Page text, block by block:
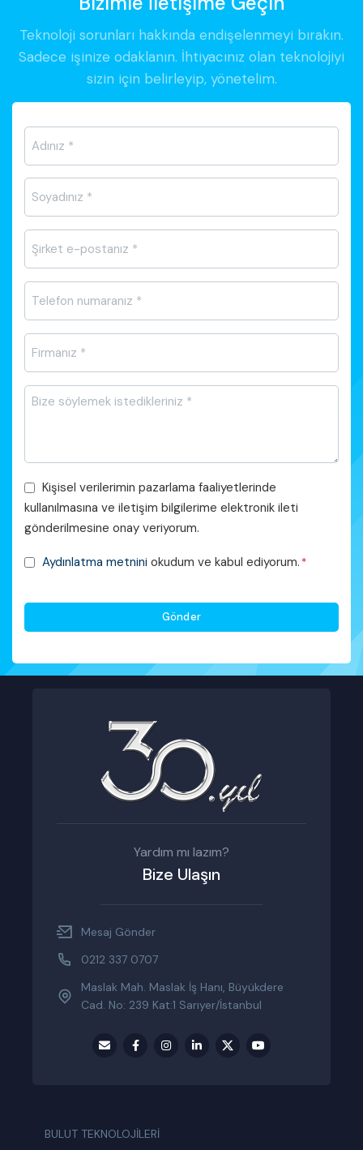
Teknoloji sorunları hakkında endişelenmeyi bırakın.
Sadece işinize odaklanın. İhtiyacınız olan teknolojiyi
sizin için belirleyip, yönetelim.
Ad-
Soyad
posta
*
*
Mesajı
Pazarlama
Faaliyetleri
Onayı
Kişisel verilerimin pazarlama faaliyetlerinde
kullanılmasına ve iletişim bilgilerime elektronik ileti
gönderilmesine onay veriyorum.
KVKKAydınlatma metnini okudum ve kabul ediyorum. *
Yardım mı lazım?
Bize Ulaşın
Mesaj Gönder
0212 337 0707
Maslak Mah. Maslak İş Hanı, Büyükdere
Cad. No: 239 Kat:1 Sarıyer/İstanbul
BULUT TEKNOLOJİLERİ